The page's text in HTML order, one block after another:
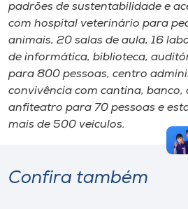
padrões de sustentabilidade e
com hospital veterinário para
animais, 20 salas de aula, 16
de informática, biblioteca,
para 800 pessoas, centro
convivência com cantina, banco,
anfiteatro para 70 pessoas e
mais de 500 veículos.
Confira também